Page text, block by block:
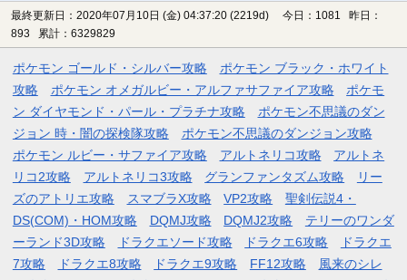
最終更新日：2020年07月10日 (金) 04:37:20 (2219d)
今日：1081 昨日：
893 累計：6329829
ポケモン ゴールド・シルバー攻略
ポケモン ブラック・ホワイト
攻略
ポケモン オメガルビー・アルファサファイア攻略
ポケモ
ン ダイヤモンド・パール・プラチナ攻略
ポケモン不思議のダン
ジョン 時・闇の探検隊攻略
ポケモン不思議のダンジョン攻略
ポケモン ルビー・サファイア攻略
アルトネリコ攻略
アルトネ
リコ2攻略
アルトネリコ3攻略 グランファンタズム攻略
リー
ズのアトリエ攻略
スマブラX攻略 VP2攻略
聖剣伝説4・
DS(COM)・HOM攻略
DQMJ攻略 DQMJ2攻略
テリーのワンダ
ーランド3D攻略
ドラクエソード攻略 ドラクエ6攻略
ドラクエ
7攻略
ドラクエ8攻略 ドラクエ9攻略 FF12攻略
風来のシレ